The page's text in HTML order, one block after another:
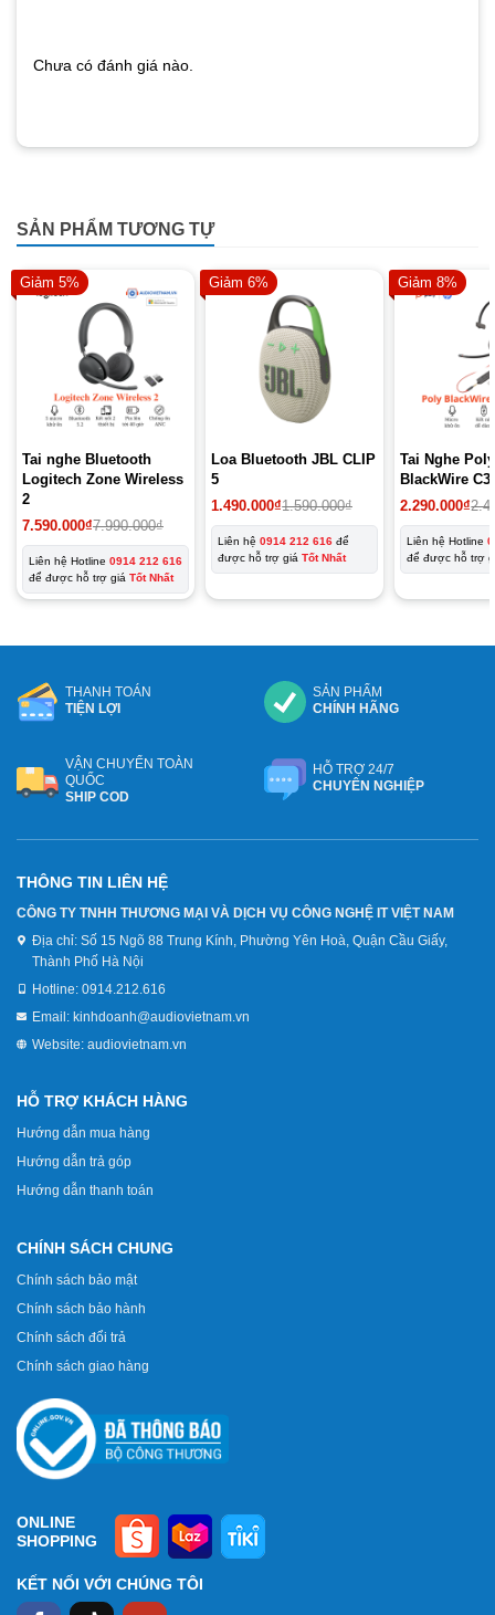
Chưa có đánh giá nào.
SẢN PHẨM TƯƠNG TỰ
Giảm 5%
Tai nghe Bluetooth
Logitech Zone Wireless
2
7.590.000₫7.990.000₫
Liên hệ Hotline 0914 212 616
để được hỗ trợ giá Tốt Nhất
Giảm 6%
Loa Bluetooth JBL CLIP
5
1.490.000₫1.590.000₫
Liên hệ0914 212 616 để
được hỗ trợ giáTốt Nhất
Giảm 8%
Tai Nghe Poly
BlackWire
2.290.000₫
Liên hệ Hotline
để được hỗ trợ
THANH TOÁN
TIỆN LỢI
SẢN PHẨM
CHÍNH HÃNG
VẬN CHUYỂN TOÀN
QUỐC
SHIP COD
HỖ TRỢ 24/7
CHUYÊN NGHIỆP
THÔNG TIN LIÊN HỆ
CÔNG TY TNHH THƯƠNG MẠI VÀ DỊCH VỤ CÔNG NGHỆ IT VIỆT NAM
Địa chỉ: Số 15 Ngõ 88 Trung Kính, Phường Yên Hoà, Quận Cầu Giấy,
Thành Phố Hà Nội
Hotline: 0914.212.616
Email: kinhdoanh@audiovietnam.vn
Website: audiovietnam.vn
HỖ TRỢ KHÁCH HÀNG
Hướng dẫn mua hàng
Hướng dẫn trả góp
Hướng dẫn thanh toán
CHÍNH SÁCH CHUNG
Chính sách bảo mật
Chính sách bảo hành
Chính sách đổi trả
Chính sách giao hàng
ONLINE
SHOPPING
KẾT NỐI VỚI CHÚNG TÔI